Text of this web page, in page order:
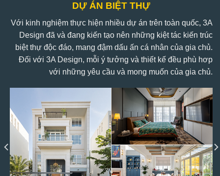
DỰ ÁN BIỆT THỰ
Với kinh nghiệm thực hiện nhiều dự án trên toàn quốc, 3A
Design đã và đang kiến tạo nên những kiệt tác kiến trúc
biệt thự độc đáo, mang đậm dấu ấn cá nhân của gia chủ.
Đối với 3A Design, mỗi ý tưởng và thiết kế đều phù hơp
với những yêu cầu và mong muốn của gia chủ.